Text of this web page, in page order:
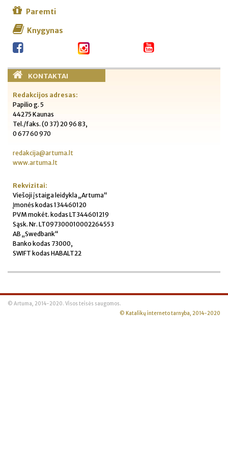
Paremti
Knygynas
KONTAKTAI
Redakcijos adresas:
Papilio g. 5
44275 Kaunas
Tel./faks. (0 37) 20 96 83,
0 677 60 970
redakcija@artuma.lt
www.artuma.lt
Rekvizitai:
Viešoji įstaiga leidykla „Artuma“
Įmonės kodas 134460120
PVM mokėt. kodas LT344601219
Sąsk. Nr. LT097300010002264553
AB „Swedbank“
Banko kodas 73000,
SWIFT kodas HABALT22
© Artuma, 2014-2020. Visos teisės saugomos.
© Katalikų interneto tarnyba, 2014-2020